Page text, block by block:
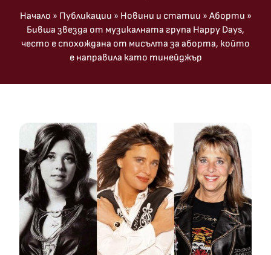
Начало » Публикации » Новини и статии » Аборти »
Бивша звезда от музикалната група Happy Days,
често е спохождана от мисълта за аборта, който
е направила като тинейджър